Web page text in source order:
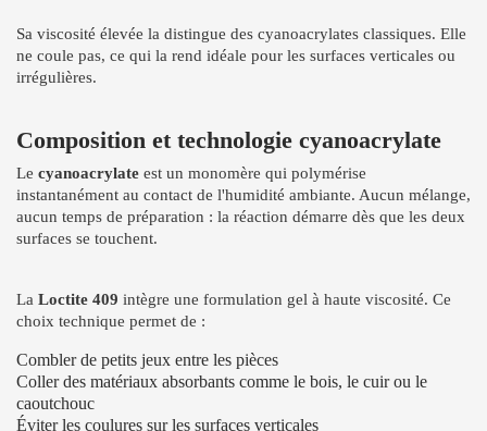
Sa viscosité élevée la distingue des cyanoacrylates classiques. Elle
ne coule pas, ce qui la rend idéale pour les surfaces verticales ou
irrégulières.
Composition et technologie cyanoacrylate
Le cyanoacrylate est un monomère qui polymérise
instantanément au contact de l'humidité ambiante. Aucun mélange,
aucun temps de préparation : la réaction démarre dès que les deux
surfaces se touchent.
La Loctite 409 intègre une formulation gel à haute viscosité. Ce
choix technique permet de :
Combler de petits jeux entre les pièces
Coller des matériaux absorbants comme le bois, le cuir ou le
caoutchouc
Éviter les coulures sur les surfaces verticales